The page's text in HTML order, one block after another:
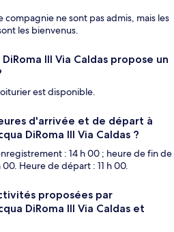
compagnie ne sont pas admis, mais les
les bienvenus.
III Via Caldas propose un
est disponible.
d'arrivée et de départ à
DiRoma III Via Caldas ?
: 14 h 00 ; heure de fin de
Heure de départ : 11 h 00.
proposées par
DiRoma III Via Caldas et